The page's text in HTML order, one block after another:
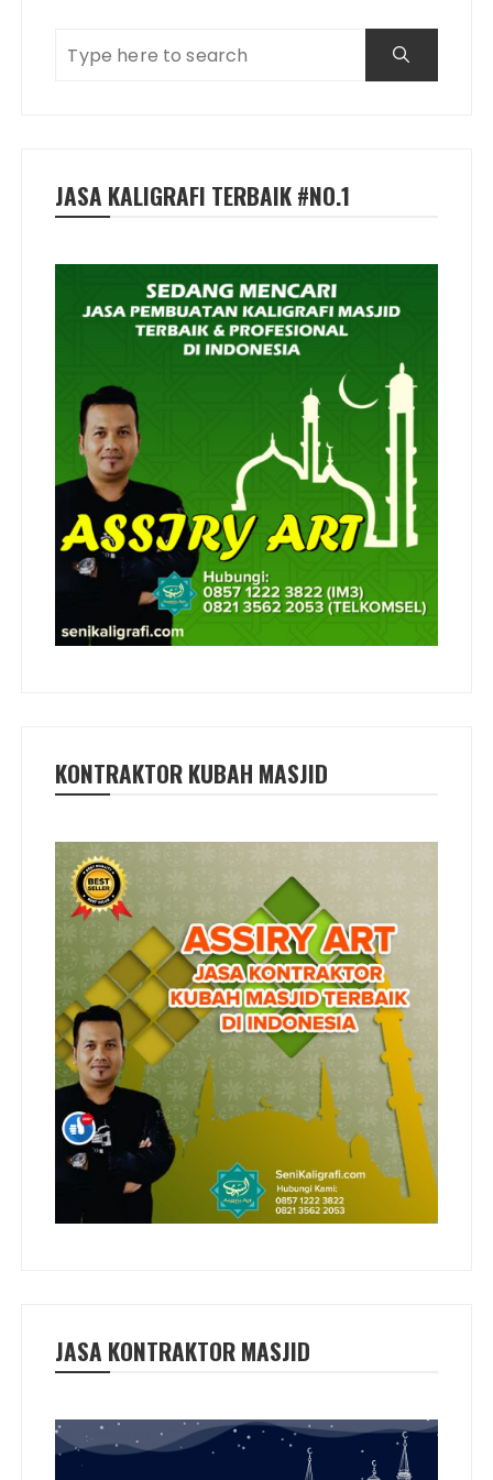
JASA KALIGRAFI TERBAIK #NO.1
KONTRAKTOR KUBAH MASJID
JASA KONTRAKTOR MASJID